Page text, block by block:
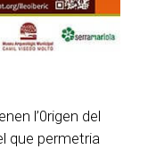
l’0rigen del
que permetria